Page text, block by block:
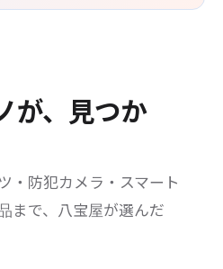
が、見つか
・防犯カメラ・スマート
まで、八宝屋が選んだ